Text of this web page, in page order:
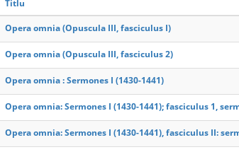
Titlu
Opera omnia (Opuscula III, fasciculus I)
Opera omnia (Opuscula III, fasciculus 2)
Opera omnia : Sermones I (1430-1441)
Opera omnia: Sermones I (1430-1441); fasciculus 1,
Opera omnia: Sermones I (1430-1441), fasciculus II: